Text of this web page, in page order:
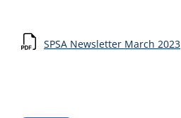
SPSA Newsletter March 2023